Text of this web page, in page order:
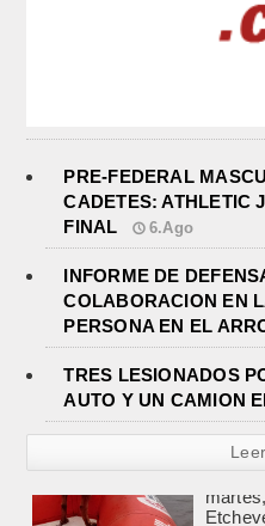
PRE-FEDERAL
CADETES: ATHLETIC
FINAL
6.Ago
INFORME DE
COLABORACION EN
PERSONA EN EL
TRES LESIONADOS
AUTO Y UN CAMION
TRES